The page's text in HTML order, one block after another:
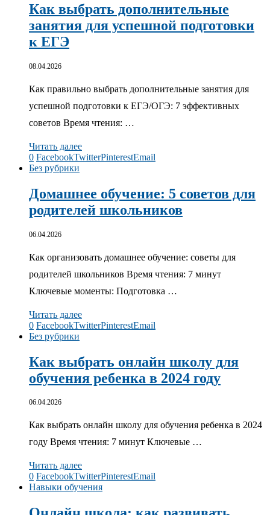
Как выбрать дополнительные
занятия для успешной подготовки
к ЕГЭ
08.04.2026
Как правильно выбрать дополнительные занятия для
успешной подготовки к ЕГЭ/ОГЭ: 7 эффективных
советов Время чтения: …
Читать далее
0 FacebookTwitterPinterestEmail
Без рубрики
Домашнее обучение: 5 советов для
родителей школьников
06.04.2026
Как организовать домашнее обучение: советы для
родителей школьников Время чтения: 7 минут
Ключевые моменты: Подготовка …
Читать далее
0 FacebookTwitterPinterestEmail
Без рубрики
Как выбрать онлайн школу для
обучения ребенка в 2024 году
06.04.2026
Как выбрать онлайн школу для обучения ребенка в 2024
году Время чтения: 7 минут Ключевые …
Читать далее
0 FacebookTwitterPinterestEmail
Навыки обучения